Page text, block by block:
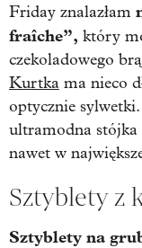
Friday znalazłam
fraîche”, który
czekoladowego
Kurtka ma nieco
optycznie
ultramodna stójka
nawet w
Sztyblety z
Sztyblety na